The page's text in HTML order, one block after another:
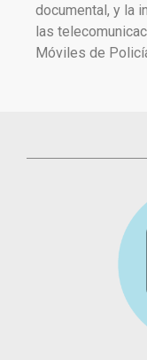
documental, y la
las
Móviles de